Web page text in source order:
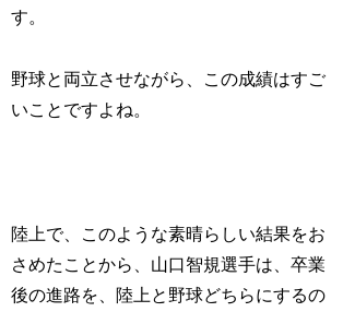
す。
野球と両立させながら、この成績はすご
いことですよね。
陸上で、このような素晴らしい結果をお
さめたことから、山口智規選手は、卒業
後の進路を、陸上と野球どちらにするの